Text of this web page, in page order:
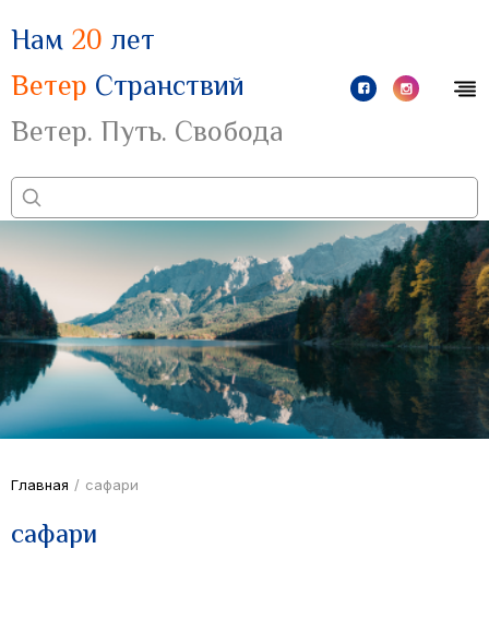
Нам 20 лет
Ветер Странствий
Ветер. Путь. Свобода
Главная / сафари
сафари